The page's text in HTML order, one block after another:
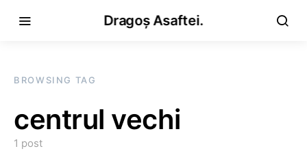
Dragoș Asaftei.
BROWSING TAG
centrul vechi
1 post